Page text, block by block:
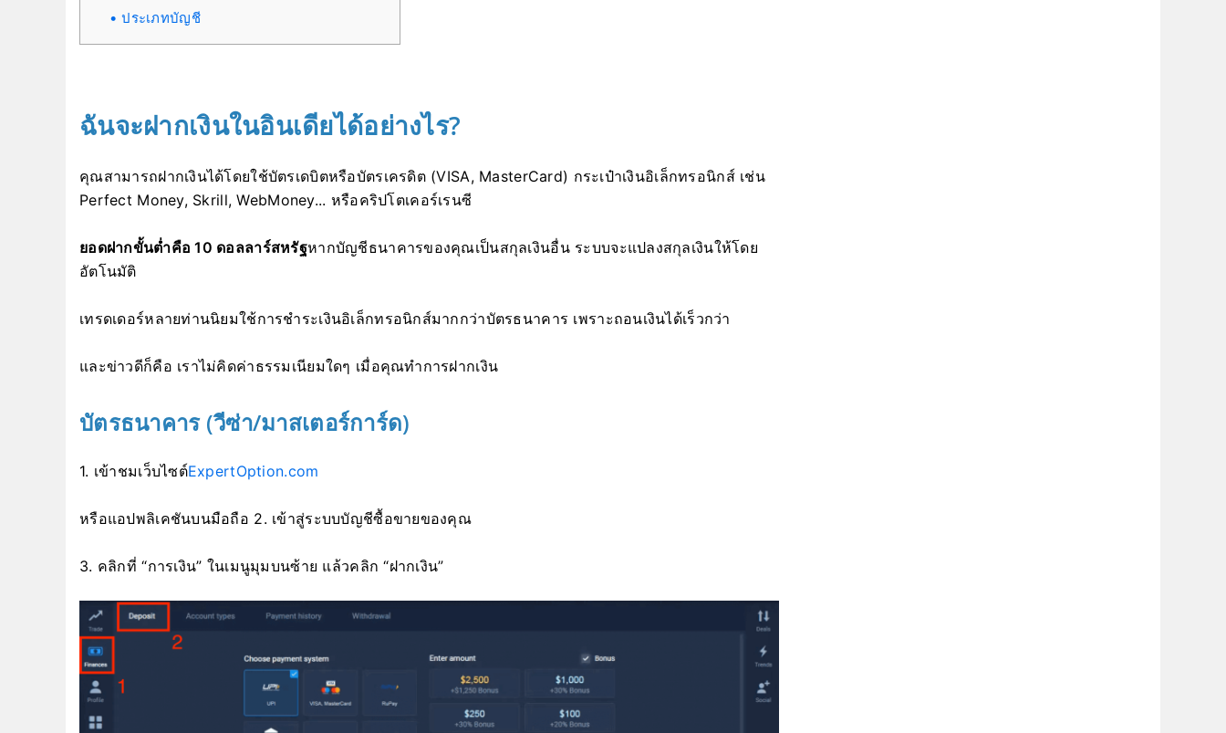
ประเภทบัญชี
ฉันจะฝากเงินในอินเดียได้อย่างไร?
คุณสามารถฝากเงินได้โดยใช้บัตรเดบิตหรือบัตรเครดิต (VISA, MasterCard) กระเป๋าเงินอิเล็กทรอนิกส์ เช่น
Perfect Money, Skrill, WebMoney... หรือคริปโตเคอร์เรนซี
ยอดฝากขั้นต่ำคือ 10 ดอลลาร์สหรัฐหากบัญชีธนาคารของคุณเป็นสกุลเงินอื่น ระบบจะแปลงสกุลเงินให้โดย
อัตโนมัติ
เทรดเดอร์หลายท่านนิยมใช้การชำระเงินอิเล็กทรอนิกส์มากกว่าบัตรธนาคาร เพราะถอนเงินได้เร็วกว่า
และข่าวดีก็คือ เราไม่คิดค่าธรรมเนียมใดๆ เมื่อคุณทำการฝากเงิน
บัตรธนาคาร (วีซ่า/มาสเตอร์การ์ด)
1. เข้าชมเว็บไซต์ExpertOption.com
หรือแอปพลิเคชันบนมือถือ 2. เข้าสู่ระบบบัญชีซื้อขายของคุณ
3. คลิกที่ “การเงิน” ในเมนูมุมบนซ้าย แล้วคลิก “ฝากเงิน”